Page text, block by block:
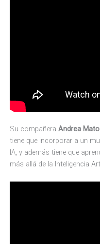
Su compañera Andrea Mato
tiene que incorporar a un
IA, y además tiene que
más allá de la Inteligencia